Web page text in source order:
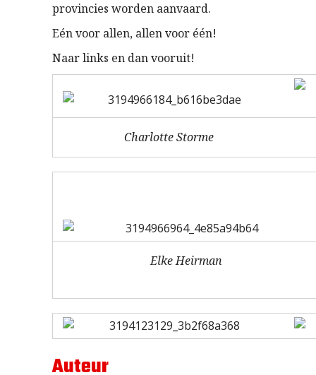
provincies worden aanvaard.
Eén voor allen, allen voor één!
Naar links en dan vooruit!
Charlotte Storme
Elke Heirman
Auteur